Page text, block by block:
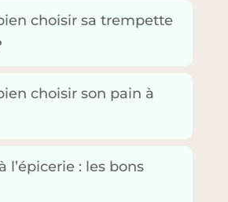
choisir sa trempette
choisir son pain à
l’épicerie : les bons